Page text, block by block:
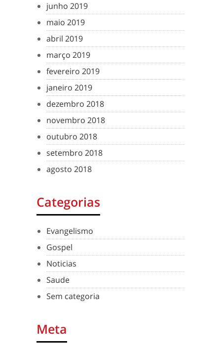
junho 2019
maio 2019
abril 2019
março 2019
fevereiro 2019
janeiro 2019
dezembro 2018
novembro 2018
outubro 2018
setembro 2018
agosto 2018
Categorias
Evangelismo
Gospel
Noticias
Saude
Sem categoria
Meta